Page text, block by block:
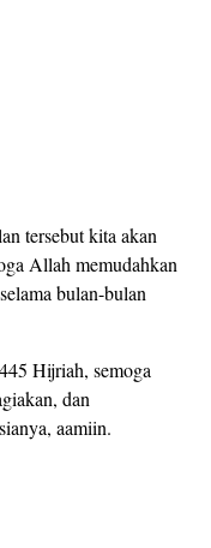
tersebut kita akan
Allah memudahkan
bulan-bulan
Hijriah, semoga
dan
aamiin.